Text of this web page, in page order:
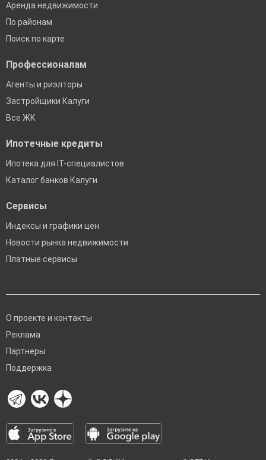
Аренда недвижимости
По районам
Поиск по карте
Профессионалам
Агенты и риэлторы
Застройщики Калуги
Все ЖК
Ипотечные кредиты
Ипотека для IT-специалистов
Каталог банков Калуги
Сервисы
Индексы и графики цен
Новости рынка недвижимости
Платные сервисы
О проекте и контакты
Реклама
Партнеры
Поддержка